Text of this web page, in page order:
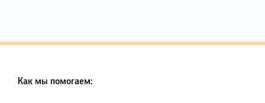
Как мы помогаем: